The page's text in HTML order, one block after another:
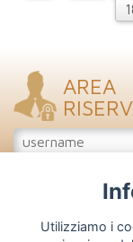
AREA
IscrivitiUtilizziamo i